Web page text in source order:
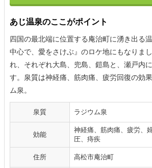
あじ温泉のここがポイント
四国の最北端に位置する庵治町に湧き出る
中心で、愛をさけぶ』のロケ地にもなりま
れ、それぞれ大島、兜島、鎧島と、瀬戸内
す。泉質は神経痛、筋肉痛、疲労回復の効
ム泉。
泉質 ラジウム泉
効能
神経痛、筋肉痛、疲労、
圧、痔疾
住所 高松市庵治町